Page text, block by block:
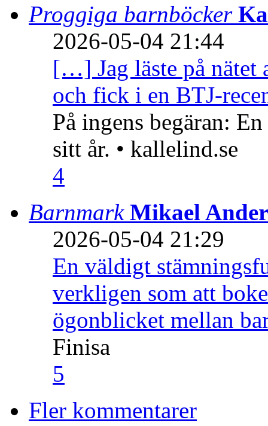
Proggiga barnböcker
2026-05-04 21:44
[…] Jag läste på nätet
och fick i en BTJ-
På ingens begäran:
sitt år. • kallelind.se
4
Barnmark Mikael
2026-05-04 21:29
En väldigt
verkligen som att
ögonblicket mellan
Finisa
5
Fler kommentarer